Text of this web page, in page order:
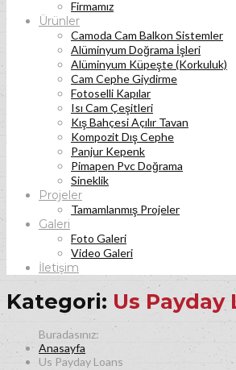
Firmamız
Ürünler
Camoda Cam Balkon Sistemler
Alüminyum Doğrama İşleri
Alüminyum Küpeşte (Korkuluk)
Cam Cephe Giydirme
Fotoselli Kapılar
Isı Cam Çeşitleri
Kış Bahçesi Açılır Tavan
Kompozit Dış Cephe
Panjur Kepenk
Pimapen Pvc Doğrama
Sineklik
Projeler
Tamamlanmış Projeler
Galeri
Foto Galeri
Video Galeri
İletişim
Kategori: Us Payday
Anasayfa
Us Payday Loans